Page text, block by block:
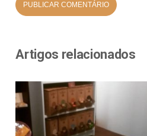
Artigos relacionados